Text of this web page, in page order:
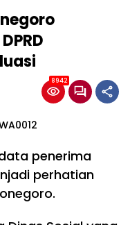
8942
penerima
perhatian